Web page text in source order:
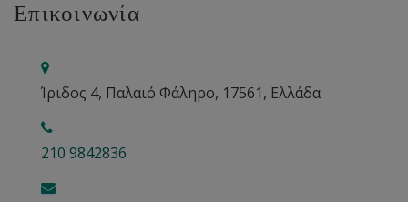
Επικοινωνία
Ίριδος 4, Παλαιό Φάληρο, 17561, Ελλάδα
210 9842836